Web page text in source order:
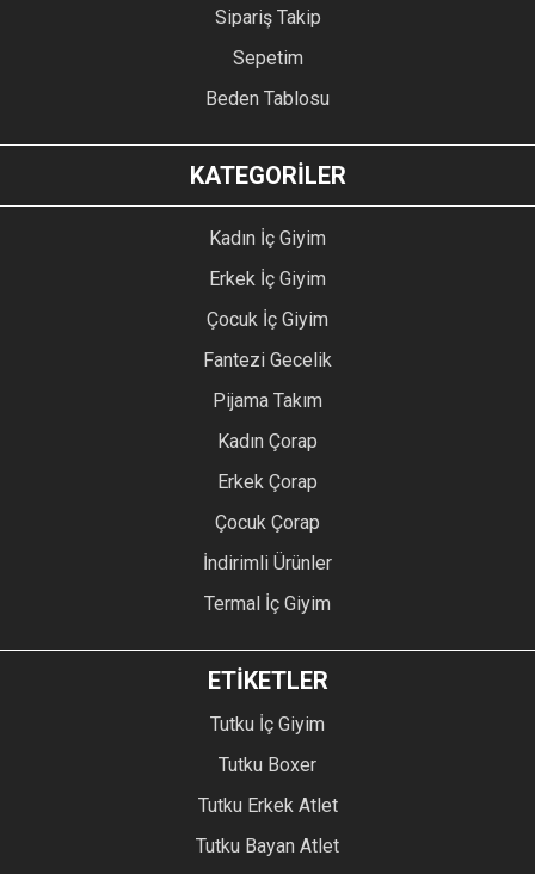
Sipariş Takip
Sepetim
Beden Tablosu
KATEGORİLER
Kadın İç Giyim
Erkek İç Giyim
Çocuk İç Giyim
Fantezi Gecelik
Pijama Takım
Kadın Çorap
Erkek Çorap
Çocuk Çorap
İndirimli Ürünler
Termal İç Giyim
ETİKETLER
Tutku İç Giyim
Tutku Boxer
Tutku Erkek Atlet
Tutku Bayan Atlet